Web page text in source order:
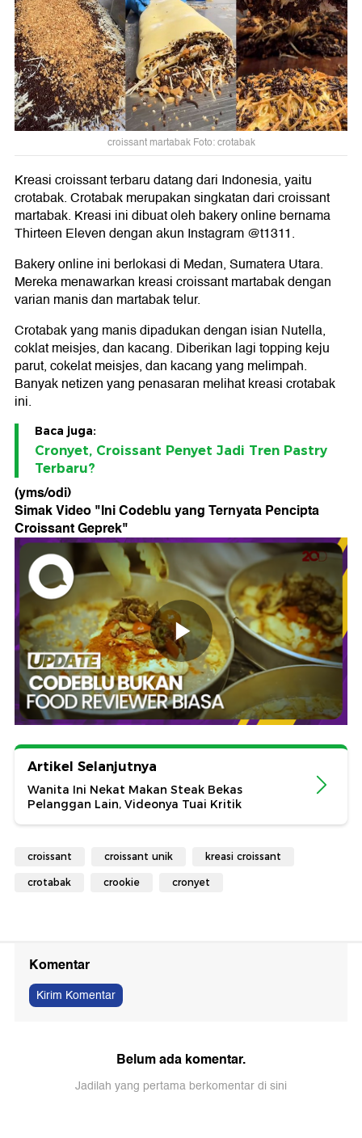
croissant martabak Foto: crotabak
Kreasi croissant terbaru datang dari Indonesia, yaitu
crotabak. Crotabak merupakan singkatan dari croissant
martabak. Kreasi ini dibuat oleh bakery online bernama
Thirteen Eleven dengan akun Instagram @t1311.
Bakery online ini berlokasi di Medan, Sumatera Utara.
Mereka menawarkan kreasi croissant martabak dengan
varian manis dan martabak telur.
Crotabak yang manis dipadukan dengan isian Nutella,
coklat meisjes, dan kacang. Diberikan lagi topping keju
parut, cokelat meisjes, dan kacang yang melimpah.
Banyak netizen yang penasaran melihat kreasi crotabak
ini.
Baca juga:
Cronyet, Croissant Penyet Jadi Tren Pastry
Terbaru?
(yms/odi)
Simak Video "Ini Codeblu yang Ternyata Pencipta
Croissant Geprek"
Artikel Selanjutnya
Wanita Ini Nekat Makan Steak Bekas
Pelanggan Lain, Videonya Tuai Kritik
croissant croissant unik kreasi croissant
crotabak crookie cronyet
Komentar
Kirim Komentar
Belum ada komentar.
Jadilah yang pertama berkomentar di sini